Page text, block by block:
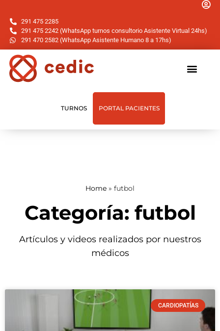
291 475 2285
291 475 2242 (WhatsApp turnos consultorio Asistente Virtual 24hs)
291 470 2582 (WhatsApp Asistente Humano 8 a 17hs)
TURNOS PORTAL PACIENTES
Home » futbol
Categoría: futbol
Artículos y videos realizados por nuestros
médicos
CARDIOPATÍAS